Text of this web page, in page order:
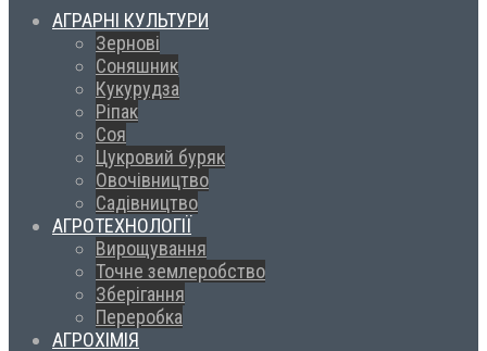
АГРАРНІ КУЛЬТУРИ
Зернові
Соняшник
Кукурудза
Ріпак
Соя
Цукровий буряк
Овочівництво
Садівництво
АГРОТЕХНОЛОГІЇ
Вирощування
Точне землеробство
Зберігання
Переробка
АГРОХІМІЯ